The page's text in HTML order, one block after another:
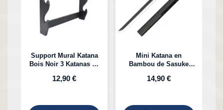
Support Mural Katana
Bois Noir 3 Katanas en
12,90 €
Mini Katana en
Bambou de Sasuke
14,90 €